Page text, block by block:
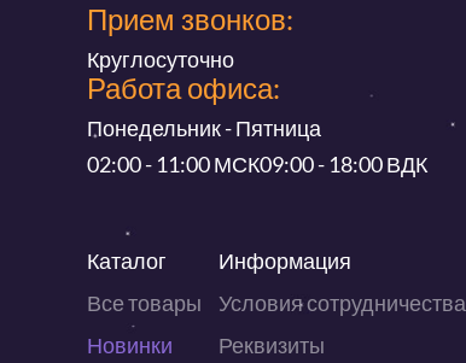
Прием звонков:
Круглосуточно
Работа офиса:
Понедельник - Пятница
02:00 - 11:00 МСК09:00 - 18:00 ВДК
Каталог
Все товары
Новинки
Информация
Условия сотрудничества
Реквизиты